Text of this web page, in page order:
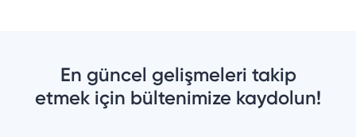
En güncel gelişmeleri takip
etmek için bültenimize kaydolun!